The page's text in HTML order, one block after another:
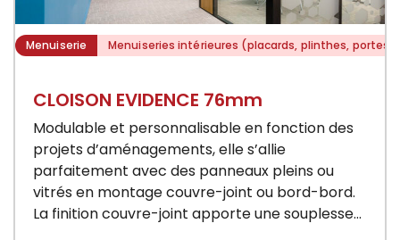
Menuiserie Menuiseries intérieures (placards, plinthes, portes)
CLOISON EVIDENCE 76mm
Modulable et personnalisable en fonction des
projets d’aménagements, elle s’allie
parfaitement avec des panneaux pleins ou
vitrés en montage couvre-joint ou bord-bord.
La finition couvre-joint apporte une souplesse